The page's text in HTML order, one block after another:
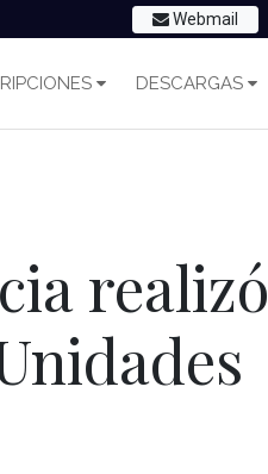
Webmail
DESCARGAS
realizó